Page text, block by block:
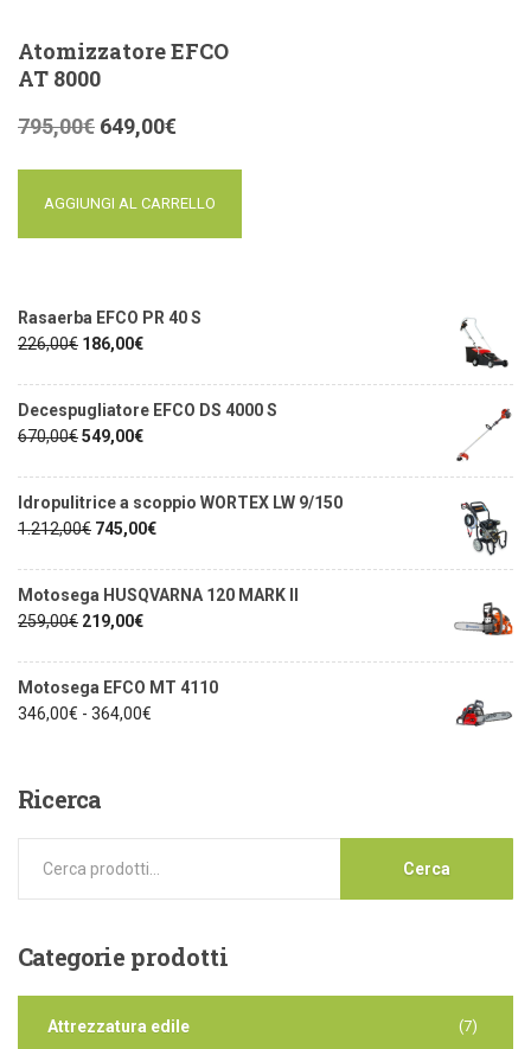
Atomizzatore EFCO
AT 8000
795,00€ 649,00€
AGGIUNGI AL CARRELLO
Rasaerba EFCO PR 40 S
226,00€ 186,00€
Decespugliatore EFCO DS 4000 S
670,00€549,00€
Idropulitrice a scoppio WORTEX LW 9/150
1.212,00€ 745,00€
Motosega HUSQVARNA 120 MARK II
259,00€ 219,00€
Motosega EFCO MT 4110
346,00€ - 364,00€
Ricerca
Cerca
Categorieprodotti
Attrezzatura edile (7)